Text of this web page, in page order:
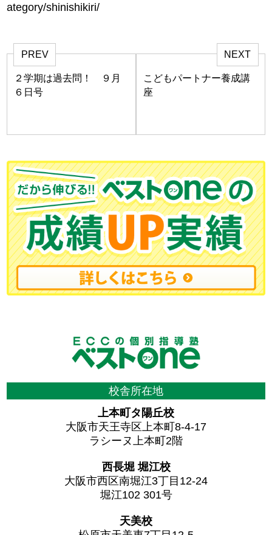
ategory/shinishikiri/
PREV
２学期は過去問！ ９月
６日号
NEXT
こどもパートナー養成講
座
校舎所在地
上本町タ陽丘校
大阪市天王寺区上本町8-4-17
ラシーヌ上本町2階
西長堀 堀江校
大阪市西区南堀江3丁目12-24
堀江102 301号
天美校